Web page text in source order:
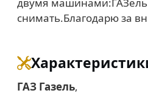
снимать.Благодарю за
ГАЗ Газель,